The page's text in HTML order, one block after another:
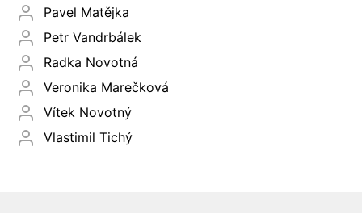
Pavel Matějka
Petr Vandrbálek
Radka Novotná
Veronika Marečková
Vítek Novotný
Vlastimil Tichý